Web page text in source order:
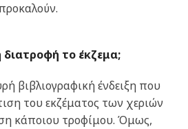
διατροφή το έκζεμα;
βιβλιογραφική ένδειξη που
του εκζέματος των χεριών
κάποιου τροφίμου. Όμως,